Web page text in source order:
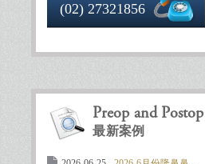
(02) 27321856
Preop and Postop
最新案例